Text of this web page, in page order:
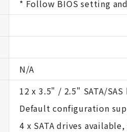
* Follow BIOS setting
N/A
12 x 3.5" / 2.5" SATA/
Default configuration
4 x SATA drives